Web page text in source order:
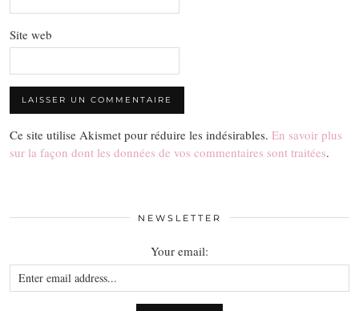
Site web
Ce site utilise Akismet pour réduire les indésirables. En savoir plus
sur la façon dont les données de vos commentaires sont traitées.
NEWSLETTER
Your email: